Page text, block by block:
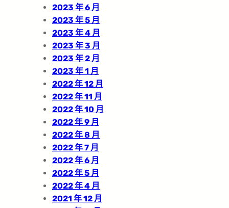
2023 年 6 月
2023 年 5 月
2023 年 4 月
2023 年 3 月
2023 年 2 月
2023 年 1 月
2022 年 12 月
2022 年 11 月
2022 年 10 月
2022 年 9 月
2022 年 8 月
2022 年 7 月
2022 年 6 月
2022 年 5 月
2022 年 4 月
2021 年 12 月